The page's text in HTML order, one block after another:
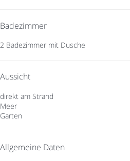
Badezimmer
2 Badezimmer mit Dusche
Aussicht
direkt am Strand
Meer
Garten
Allgemeine Daten